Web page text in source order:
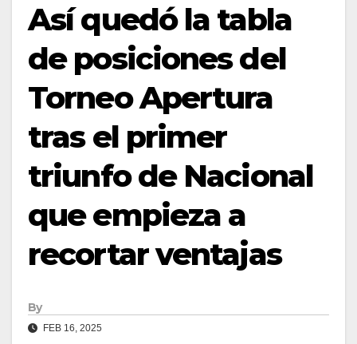
Así quedó la tabla
de posiciones del
Torneo Apertura
tras el primer
triunfo de Nacional
que empieza a
recortar ventajas
By
FEB 16, 2025